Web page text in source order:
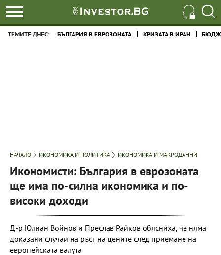
ТЕМИТЕ ДНЕС: БЪЛГАРИЯ В ЕВРОЗОНАТА КРИЗАТА В ИРАН
НАЧАЛО ИКОНОМИКА И ПОЛИТИКА ИКОНОМИКА И МАКРОДАННИ
Икономисти: България в еврозоната
ще има по-силна икономика и по-
високи доходи
Д-р Юлиан Войнов и Преслав Райков обясниха, че няма
доказани случаи на ръст на цените след приемане на
европейската валута